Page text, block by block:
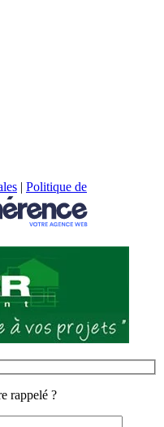
| Politique de
rappelé ?